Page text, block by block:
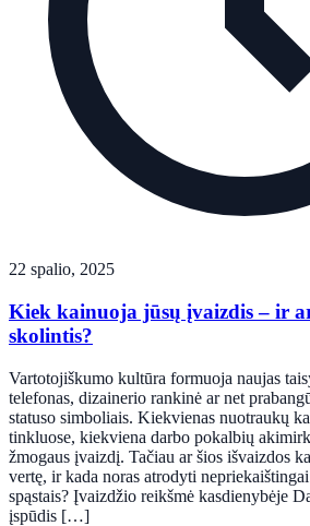
22 spalio, 2025
Kiek kainuoja jūsų įvaizdis – ir
skolintis?
Vartotojiškumo kultūra formuoja naujas
telefonas, dizainerio rankinė ar net
statuso simboliais. Kiekvienas nuotraukų
tinkluose, kiekviena darbo pokalbių
žmogaus įvaizdį. Tačiau ar šios išvaizdos
vertę, ir kada noras atrodyti
spąstais? Įvaizdžio reikšmė kasdienybėje
įspūdis […]